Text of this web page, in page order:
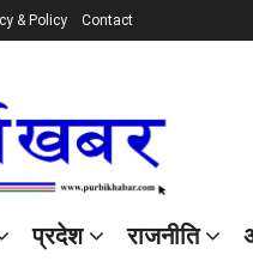
& Policy Contact
प्रदेश राजनीति